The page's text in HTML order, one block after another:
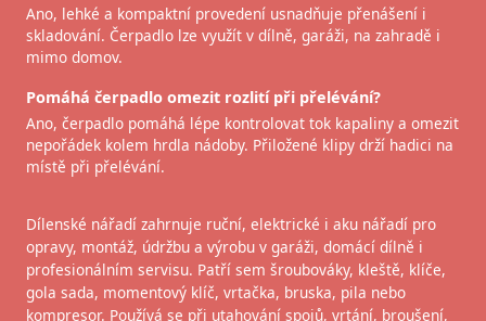
Ano, lehké a kompaktní provedení usnadňuje přenášení i
skladování. Čerpadlo lze využít v dílně, garáži, na zahradě i
mimo domov.
Pomáhá čerpadlo omezit rozlití při přelévání?
Ano, čerpadlo pomáhá lépe kontrolovat tok kapaliny a omezit
nepořádek kolem hrdla nádoby. Přiložené klipy drží hadici na
místě při přelévání.
Dílenské nářadí zahrnuje ruční, elektrické i aku nářadí pro
opravy, montáž, údržbu a výrobu v garáži, domácí dílně i
profesionálním servisu. Patří sem šroubováky, kleště, klíče,
gola sada, momentový klíč, vrtačka, bruska, pila nebo
kompresor. Používá se při utahování spojů, vrtání, broušení,